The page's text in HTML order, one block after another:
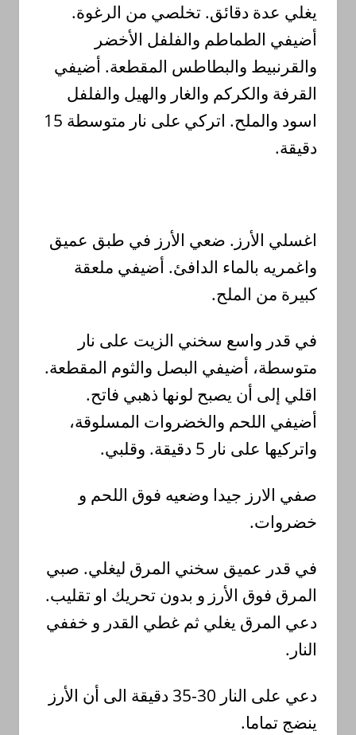
يغلي عدة دقائق.تخلصي من الرغوة.
أضيفي الطماطم والفلفل الأخضر
والقرنبيط والبطاطس المقطعة. أضيفي
القرفة والكركم والغار والهيل والفلفل
اسود والملح. اتركي على نار متوسطة
دقيقة.
اغسلي الأرز . ضعي الأرز في طبق عميق
واغمريه بالماء الدافئ. أضيفي ملعقة
كبيرة من الملح.
في قدر واسع سخني الزيت على نار
متوسطة، أضيفي البصل والثوم المقطعة.
اقلي إلى أن يصبح لونهاذهبي فاتح.
أضيفي اللحم والخضروات المسلوقة،
واتركيها على نار وقلبي.
صفي الارز جيدا وضعيه فوق اللحم و
خضروات.
في قدر عميق سخني المرق ليغلي. صبي
المرق فوق الأرز و بدون تحريك او تقليب.
دعي المرق يغلي ثم غطي القدر و خففي
النار .
دعي على النار دقيقة الى أن الأرز
ينضج تماما.